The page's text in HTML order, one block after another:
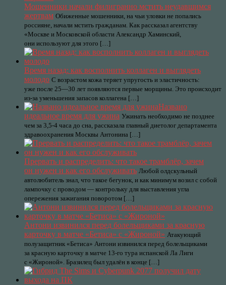
Мошенники начали филигранно мстить неудавшимся
жертвам Обиженные мошенники, на чьи уловки не попались
россияне, начали мстить гражданам. Как рассказал агентству
«Москве и Московской области Александр Хаминский,
они используют для этого […]
Время назад: как восполнить коллаген и выглядеть
молодо С возрастом кожа теряет упругость и эластичность:
уже после 25—30 лет появляются первые морщины. Это происходит
из-за уменьшения запасов коллагена […]
Названо
идеальное время для ужина Ужинать необходимо не позднее
чем за 3,5-4 часа до сна, рассказала главный диетолог департамента
здравоохранения Москвы Антонина […]
Прервать и распределить: что такое трамблёр, зачем
он нужен и как его обслуживать Любой олдскульный
автолюбитель знал, что такое бегунок, и как минимум возил с собой
лампочку с проводом — контрольку для выставления угла
опережения зажигания поворотом […]
Антони извинился перед болельщиками за красную
карточку в матче «Бетиса» с «Жироной» Атакующий
полузащитник «Бетиса» Антони извинился перед болельщиками
за красную карточку в матче 13-го тура испанской Ла Лиги
с «Жироной». Бразилец был удалён в конце […]